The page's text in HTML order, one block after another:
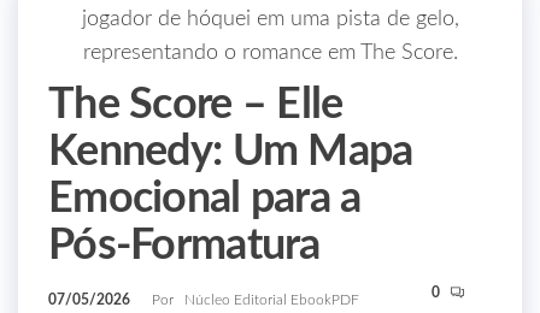
The Score – Elle
Kennedy: Um Mapa
Emocional para a
Pós‑Formatura
07/05/2026 Por Núcleo Editorial EbookPDF 0